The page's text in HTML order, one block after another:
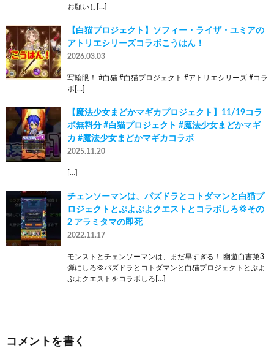
お願いし[…]
【白猫プロジェクト】ソフィー・ライザ・ユミアの
アトリエシリーズコラボこうはん！
2026.03.03
写輪眼！ #白猫 #白猫プロジェクト #アトリエシリーズ #コラ
ボ[…]
【魔法少女まどかマギカプロジェクト】11/19コラ
ボ無料分 #白猫プロジェクト #魔法少女まどかマギ
カ #魔法少女まどかマギカコラボ
2025.11.20
[…]
チェンソーマンは、パズドラとコトダマンと白猫プ
ロジェクトとぷよぷよクエストとコラボしろ💢その
2 アラミタマの即死
2022.11.17
モンストとチェンソーマンは、まだ早すぎる！ 幽遊白書第3
弾にしろ💢パズドラとコトダマンと白猫プロジェクトとぷよ
ぷよクエストをコラボしろ[…]
コメントを書く